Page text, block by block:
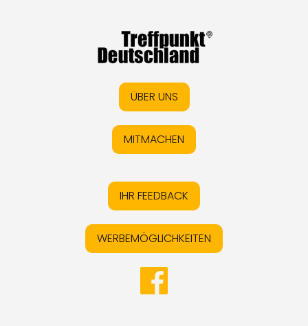
ÜBER UNS
MITMACHEN
IHR FEEDBACK
WERBEMÖGLICHKEITEN